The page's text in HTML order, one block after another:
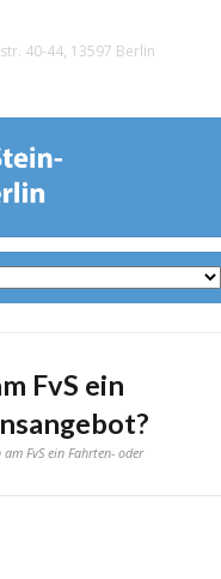
40-44, 13597 Berlin
FvS ein
FvS ein Fahrten- oder